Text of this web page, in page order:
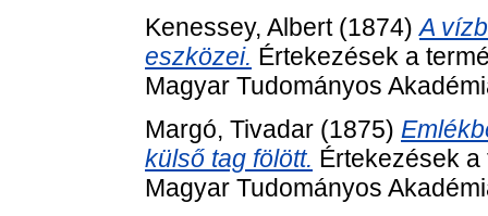
Kenessey, Albert(1874)A
eszközei. Értekezések a
Magyar Tudományos
Margó, Tivadar (1875)
külső tag fölött. Értekezések
Magyar Tudományos